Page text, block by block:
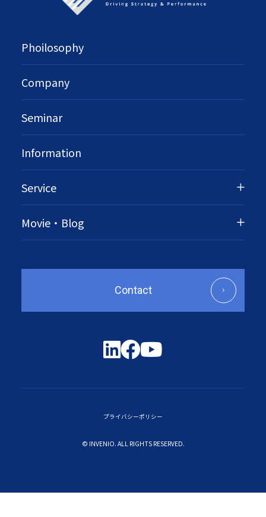
Phoilosophy
Company
Seminar
Information
Service
Movie・Blog
Contact
プライバシーポリシー
© INVENIO. ALL RIGHTS RESERVED.